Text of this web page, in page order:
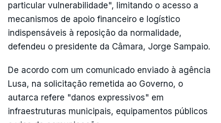
particular vulnerabilidade", limitando o acesso a
mecanismos de apoio financeiro e logístico
indispensáveis à reposição da normalidade,
defendeu o presidente da Câmara, Jorge Sampaio.
De acordo com um comunicado enviado à agência
Lusa, na solicitação remetida ao Governo, o
autarca refere "danos expressivos" em
infraestruturas municipais, equipamentos públicos